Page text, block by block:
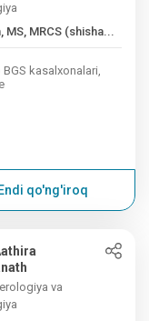
MS, MRCS (shisha...
kasalxonalari,
Endi qo'ng'iroq
va